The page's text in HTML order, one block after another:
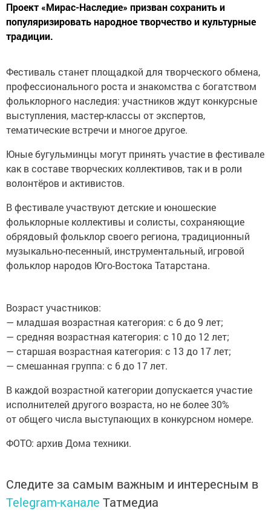
Проект «Мирас-Наследие» призван сохранить и
популяризировать народное творчество и культурные
традиции.
Фестиваль станет площадкой для творческого обмена,
профессионального роста и знакомства с богатством
фольклорного наследия: участников ждут конкурсные
выступления, мастер-классы от экспертов,
тематические встречи и многое другое.
Юные бугульминцы могут принять участие в фестивале
как в составе творческих коллективов, так и в роли
волонтёров и активистов.
В фестивале участвуют детские и юношеские
фольклорные коллективы и солисты, сохраняющие
обрядовый фольклор своего региона, традиционный
музыкально-песенный, инструментальный, игровой
фольклор народов Юго-Востока Татарстана.
Возраст участников:
— младшая возрастная категория: с 6 до 9 лет;
— средняя возрастная категория: с 10 до 12 лет;
— старшая возрастная категория: с 13 до 17 лет;
— смешанная группа: с 6 до 17 лет.
В каждой возрастной категории допускается участие
исполнителей другого возраста, но не более 30%
от общего числа выступающих в конкурсном номере.
ФОТО: архив Дома техники.
Следите за самым важным и интересным в
Telegram-канале Татмедиа